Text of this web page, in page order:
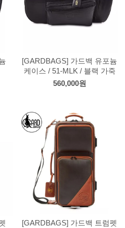
[GARDBAGS] 가드백 유포늄
케이스 / 51-MLK / 블랙 가죽
560,000원
[GARDBAGS] 가드백 트럼펫